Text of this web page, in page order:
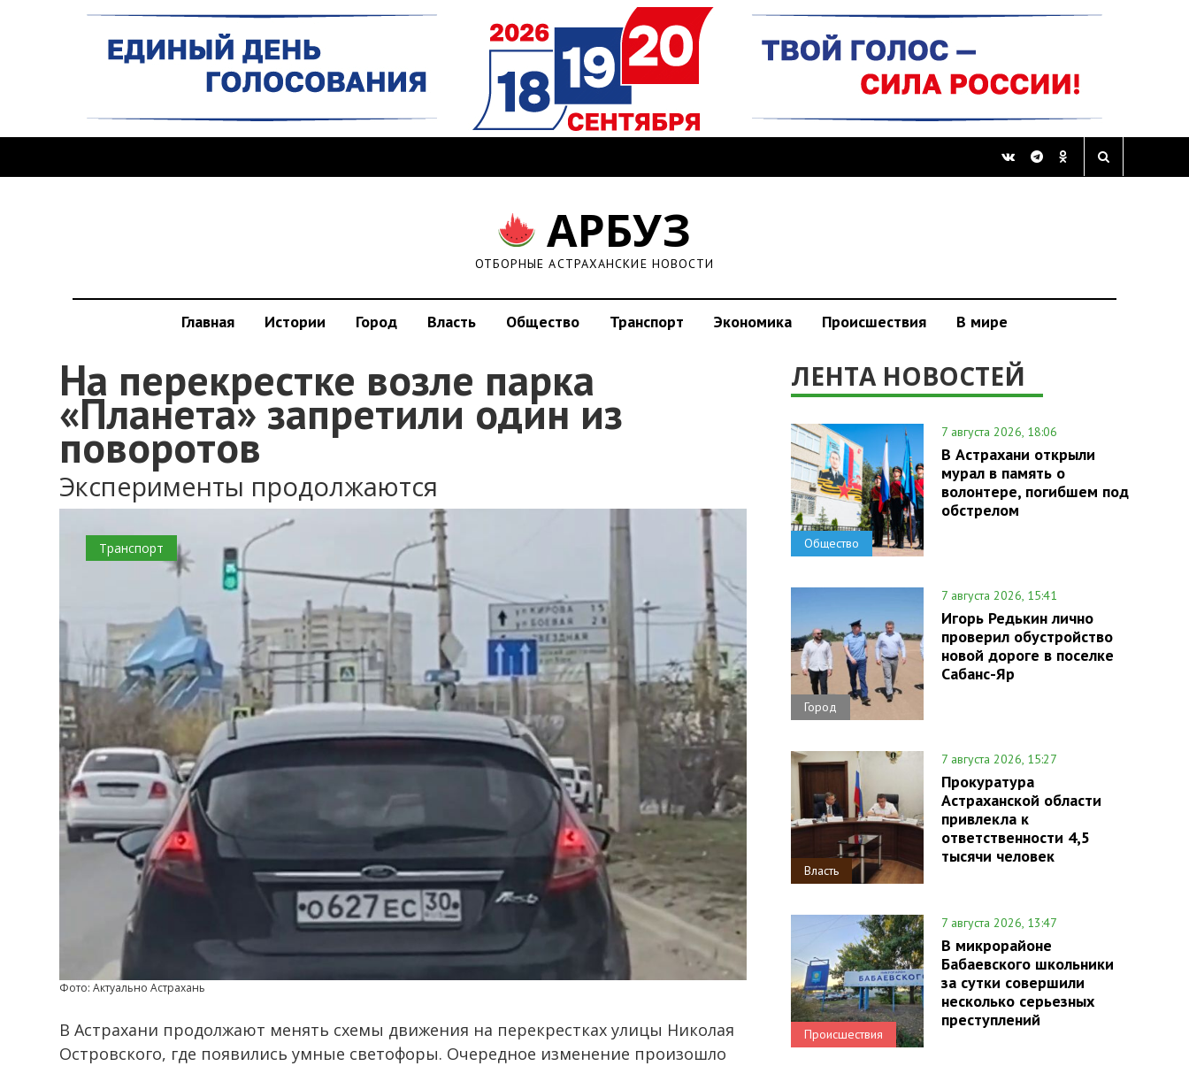
АРБУЗ
ОТБОРНЫЕ АСТРАХАНСКИЕ НОВОСТИ
Главная Истории Город Власть Общество Транспорт Экономика Происшествия В мире
На перекрестке возле парка
«Планета» запретили один из
поворотов
Эксперименты продолжаются
Транспорт
Фото: Актуально Астрахань
В Астрахани продолжают менять схемы движения на перекрестках улицы Николая
Островского, где появились умные светофоры. Очередное изменение произошло
ЛЕНТА НОВОСТЕЙ
Общество
7 августа 2026, 18:06
В Астрахани открыли
мурал в память о
волонтере, погибшем под
обстрелом
Город
7 августа 2026, 15:41
Игорь Редькин лично
проверил обустройство
новой дороге в поселке
Сабанс-Яр
Власть
7 августа 2026, 15:27
Прокуратура
Астраханской области
привлекла к
ответственности 4,5
тысячи человек
Происшествия
7 августа 2026, 13:47
В микрорайоне
Бабаевского школьники
за сутки совершили
несколько серьезных
преступлений